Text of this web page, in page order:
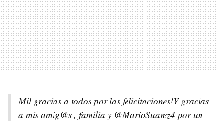
Mil gracias a todos por las felicitaciones!Y gracias
a mis amig@s , familia y @MarioSuarez4 por un